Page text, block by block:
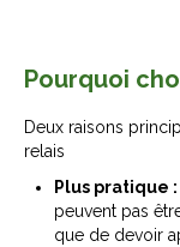
Pourquoi
Deux raisons
relais
Plus pratique :
peuvent pas
que de devoir